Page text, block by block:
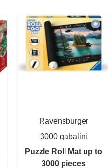
Ravensburger
3000 gabaliņi
Puzzle Roll Mat up to
3000 pieces